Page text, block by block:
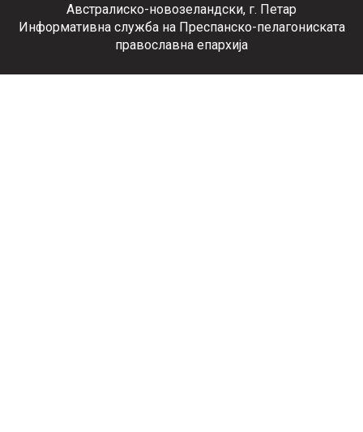
Австралиско-новозеландски, г. Петар
Информативна служба на Преспанско-пелагониската
православна епархија